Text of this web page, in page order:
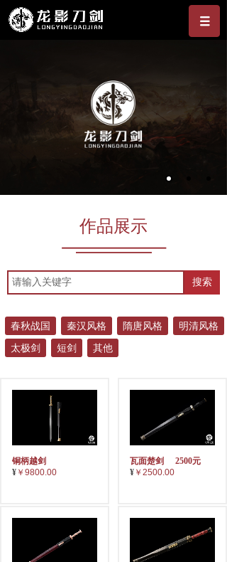
作品展示
搜索
春秋战国 秦汉风格 隋唐风格
明清风格
太极剑
短剑 其他
铜柄越剑
¥ ￥9800.00
瓦面楚剑
2500元
¥ ￥2500.00